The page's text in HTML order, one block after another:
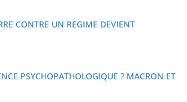
CONTRE UN REGIME DEVIENT
PSYCHOPATHOLOGIQUE ? MACRON ET